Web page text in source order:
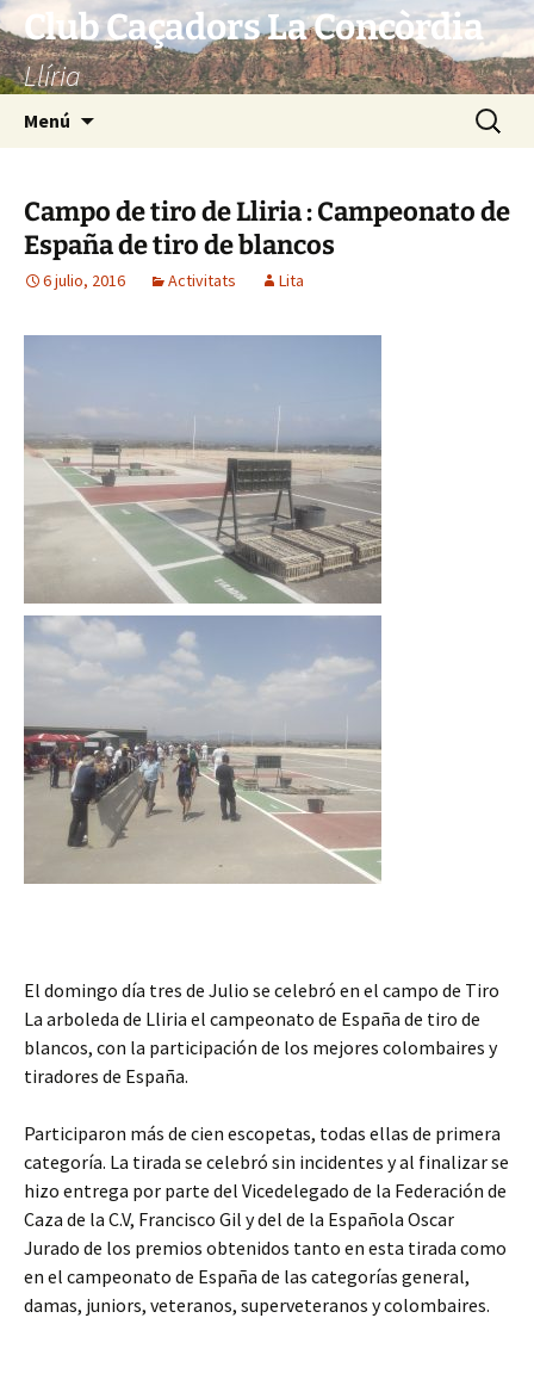
Saltar
al
contenido
Club Caçadors La Concòrdia
Llíria
Menú Buscar:
Campo de tiro de Lliria : Campeonato de
España de tiro de blancos
6 julio, 2016 Activitats Lita
El domingo día tres de Julio se celebró en el campo de Tiro
La arboleda de Lliria el campeonato de España de tiro de
blancos, con la participación de los mejores colombaires y
tiradores de España.
Participaron más de cien escopetas, todas ellas de primera
categoría. La tirada se celebró sin incidentes y al finalizar se
hizo entrega por parte del Vicedelegado de la Federación de
Caza de la C.V, Francisco Gil y del de la Española Oscar
Jurado de los premios obtenidos tanto en esta tirada como
en el campeonato de España de las categorías general,
damas, juniors, veteranos, superveteranos y colombaires.